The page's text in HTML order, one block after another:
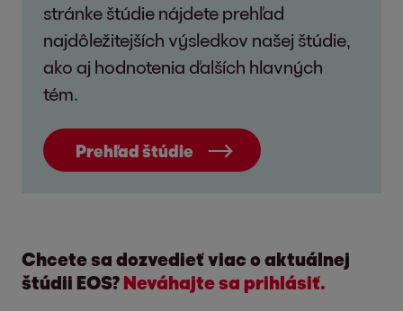
stránke štúdie nájdete prehľad
najdôležitejších výsledkov našej štúdie,
ako aj hodnotenia ďalších hlavných
tém.
Prehľad štúdie
Chcete sa dozvedieť viac o aktuálnej
štúdii EOS? Neváhajte sa prihlásiť.